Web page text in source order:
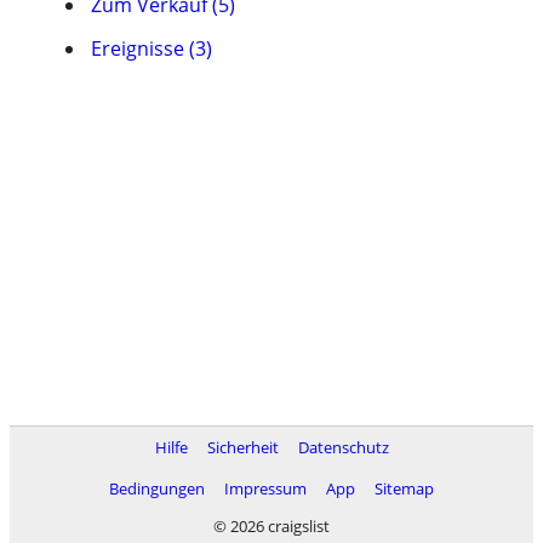
Ereignisse (3)
Hilfe Sicherheit
Datenschutz
Bedingungen
Impressum App
Sitemap
© 2026 craigslist